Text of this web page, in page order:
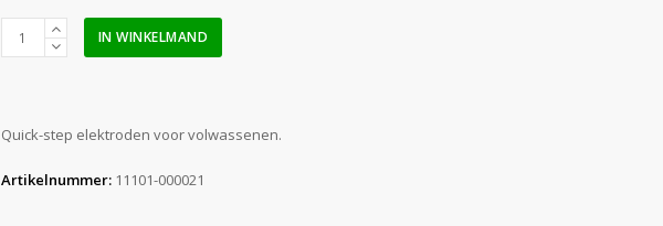
step
volwassenen
IN WINKELMAND
Quick-step elektroden voor volwassenen.
Artikelnummer: 11101-000021